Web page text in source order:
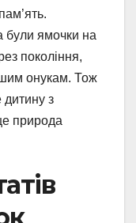
були ямочки на
покоління,
онукам. Тож
дитину з
природа